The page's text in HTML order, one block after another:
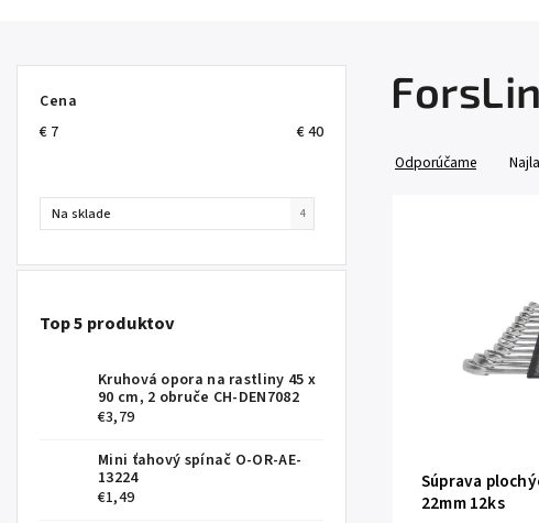
Cena
€ 7 €40
Na sklade 4
Top 5 produktov
Kruhová opora na rastliny 45 x
90 cm, 2 obruče CH-DEN7082
€3,79
Mini ťahový spínač O-OR-AE-
13224
€1,49
Odporúčame
Súprava
22mm 12ks